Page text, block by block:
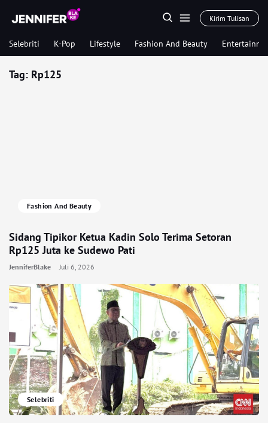
Kirim Tulisan
Selebriti K-Pop Lifestyle Fashion And Beauty
Tag: Rp125
Fashion And Beauty
Sidang Tipikor Ketua Kadin Solo Terima Setoran
Rp125 Juta ke Sudewo Pati
JenniferBlake Juli 6, 2026
Selebriti